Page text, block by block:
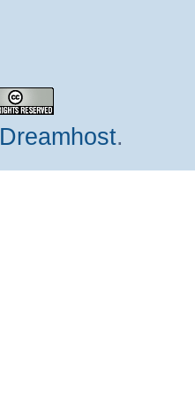
Dreamhost.